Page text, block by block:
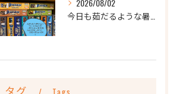
2026/08/02
タグ Tags